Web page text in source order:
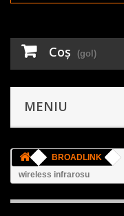
Coş (gol)
MENIU
BROADLINK
wireless infrarosu